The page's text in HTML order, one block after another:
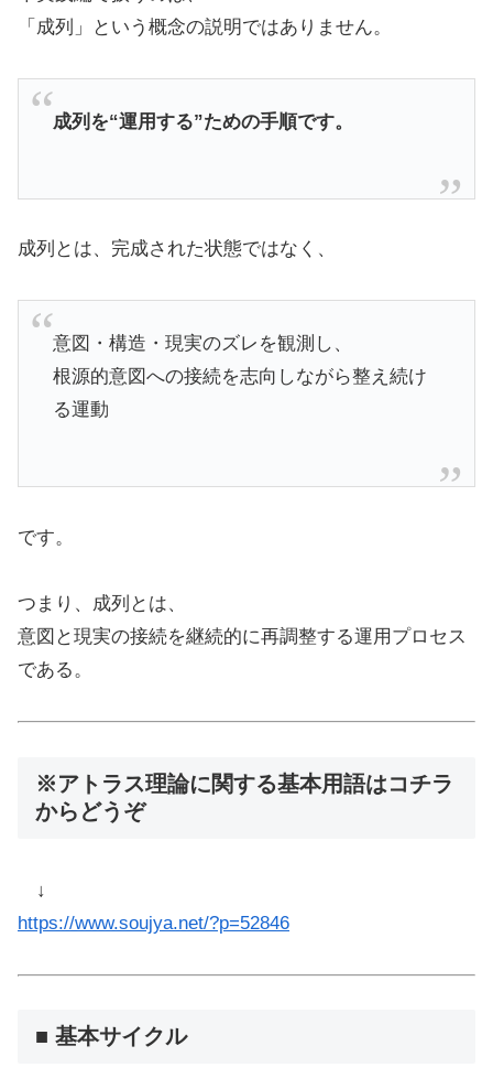
「成列」という概念の説明ではありません。
成列を“運用する”ための手順です。
成列とは、完成された状態ではなく、
意図・構造・現実のズレを観測し、
根源的意図への接続を志向しながら整え続け
る運動
です。
つまり、成列とは、
意図と現実の接続を継続的に再調整する運用プロセス
である。
※アトラス理論に関する基本用語はコチラ
からどうぞ
↓
https://www.soujya.net/?p=52846
■ 基本サイクル